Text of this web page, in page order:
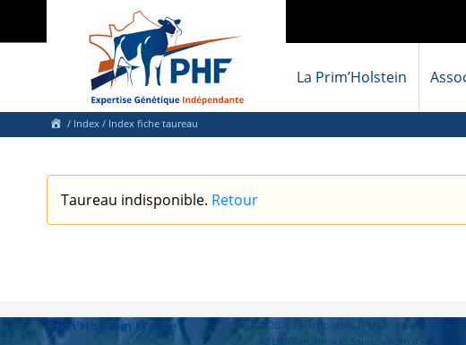
La Prim’Holstein
/ Index / Index fiche taureau
Taureau indisponible. Retour
Prim'Holstein France © 2026 Prim'Holstein France - Hébergement
42 Le Montsoreau - Saint Sylvain d'Anjou